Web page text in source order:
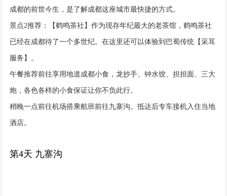
成都的前世今生，是了解成都这座城市最快捷的方式。
景点2推荐：【鹤鸣茶社】作为现存年纪最大的老茶馆，鹤鸣茶社
已经在成都待了一个多世纪。在这里还可以体验到巴蜀传统【采耳
服务】。
午餐推荐前往享用地道成都小食，龙抄手、钟水饺、担担面、三大
炮，各色各样的小食保证让你不负此行。
稍晚一点前往机场搭乘航班前往九寨沟。抵达后专车接机入住当地
酒店。
第4天 九寨沟